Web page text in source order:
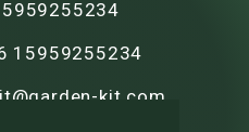
15959255234
kit.com